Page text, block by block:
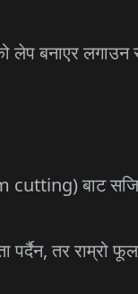
लेप बनाएर लगाउन
cutting) बाट
तर राम्रो